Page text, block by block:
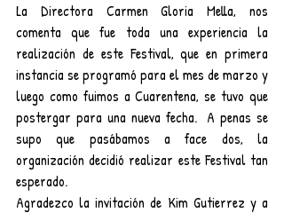
La Directora Carmen Gloria Mella, nos
comenta que fue toda una experiencia la
realización de este Festival, que en primera
instancia se programó para el mes de marzo y
luego como fuimos a Cuarentena, se tuvo que
postergar para una nueva fecha.  A penas se
supo que pasábamos a face dos, la
organización decidió realizar este Festival tan
esperado.
Agradezco la invitación de Kim Gutierrez y a